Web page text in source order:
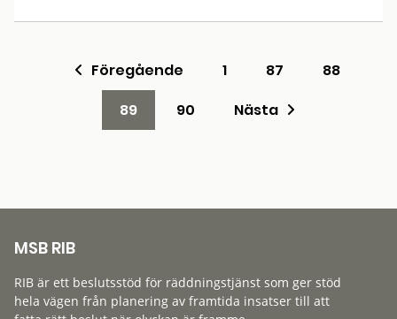
Föregående 1 87
88
89
90 Nästa
MSB RIB
RIB är ett beslutsstöd för räddningstjänst som ger stöd
hela vägen från planering av framtida insatser till att